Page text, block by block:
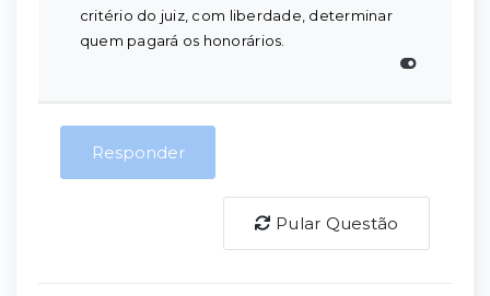
critério do juiz, com liberdade, determinar
quem pagará os honorários.
Responder
Pular Questão